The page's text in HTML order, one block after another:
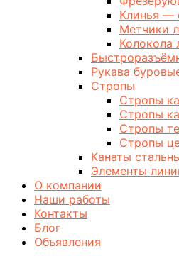
Клинья —
Метчики
Колокола
Рукава
Стропы
Стропы
Стропы
Стропы
Стропы
Канаты
Элементы
О компании
Наши работы
Контакты
Блог
Объявления